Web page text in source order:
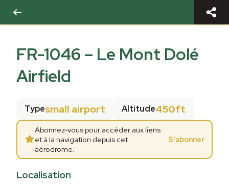
FR-1046 – Le Mont Dolé
Airfield
Typesmall airport Altitude450ft
Abonnez-vous pour accéder aux liens
et à la navigation depuis cet
aérodrome.
S'abonner
Localisation